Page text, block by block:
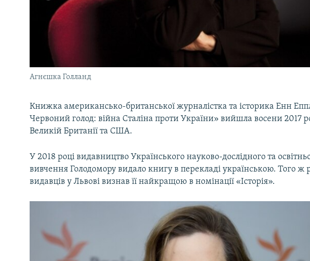
Агнєшка Голланд
Книжка американсько-британської журналістка та історика Енн
Червоний голод: війна Сталіна проти України» вийшла восени 2017
Великій Британії та США.
У 2018 році видавництво Українського науково-дослідного та
вивчення Голодомору видало книгу в перекладі українською. Того ж
видавців у Львові визнав її найкращою в номінації «Історія».